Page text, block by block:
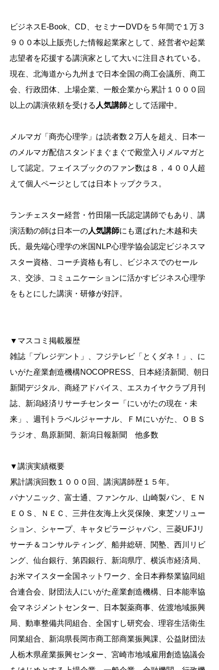
ビジネスE-Book、CD、セミナーDVDを５年間で１万３
９００本以上販売した情報起業家として、経営者や起業
志望者を応援する講演家として大いに注目されている。
現在、北海道から九州まで日本全国の商工会議所、商工
会、行政団体、上場企業、一般企業から累計１０００回
以上の講演依頼を受ける 人気講師として活躍中。
メルマガ「商売心理学」は読者数２万人を超え、日本一
のメルマガ配信スタンドまぐまぐで殿堂入りメルマガと
して認定。フェイスブックのファン数は８，４００人超
えて個人ページとしては日本トップクラス。
ランチェスター経営・竹田陽一氏認定講師でもあり、講
演活動の師は日本一の人気講師にも選ばれた木越和夫
氏。最先端心理学の米国NLP心理学協会認定ビジネスマ
スター資格、コーチ資格も有し、ビジネスでのセール
ス、交渉、コミュニケーションに活かすビジネス心理学
をもとにした講演・研修が好評。
▼マスコミ掲載履歴
雑誌「プレジデント」、フジテレビ「とくダネ！」、に
いがた産業創造機構NOCOPRESS、日本経済新聞、朝日
新聞デジタル、商経アドバイス、エスカイヤクラブ月刊
誌、新潟経済リサーチセンター「にいがたの現在・未
来」、週刊トラベルジャーナル、ＦＭにいがた、ＯＢＳ
ラジオ、島原新聞、新潟日報新聞 他多数
▼講演実績概要
累計講演回数１０００回、講演講師歴１５年。
パナソニック、富士通、ファンケル、山崎製パン、ＥＮ
ＥＯＳ、ＮＥＣ、三井住友海上火災保険、東芝ソリュー
ション、シャープ、キャタピラージャパン、三菱UFJリ
サーチ＆コンサルティング、船井総研、関塾、西川リビ
ング、仙台銀行、第四銀行、新潟県庁、横浜市経済局、
お米マイスター全国ネットワーク、全日本葬祭業協同組
合連合会、財団法人にいがた産業創造機構、日本能率協
会マネジメントセンター、日本製薬商事、佐渡地域振興
局、動車整備共同組合、全国すし研究会、理容生活衛生
同業組合、新潟県長岡市商工部商業振興課、公益財団法
人栃木県産業振興センター、宮崎市地域雇用創造協議会